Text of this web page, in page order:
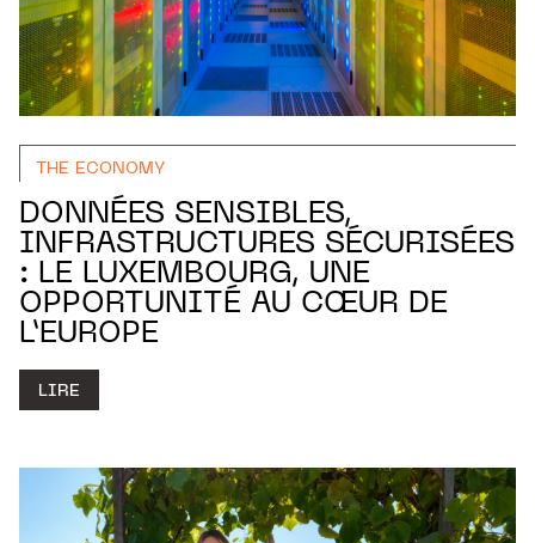
THE ECONOMY
DONNÉES SENSIBLES,
INFRASTRUCTURES SÉCURISÉES
: LE LUXEMBOURG, UNE
OPPORTUNITÉ AU CŒUR DE
L’EUROPE
LIRE